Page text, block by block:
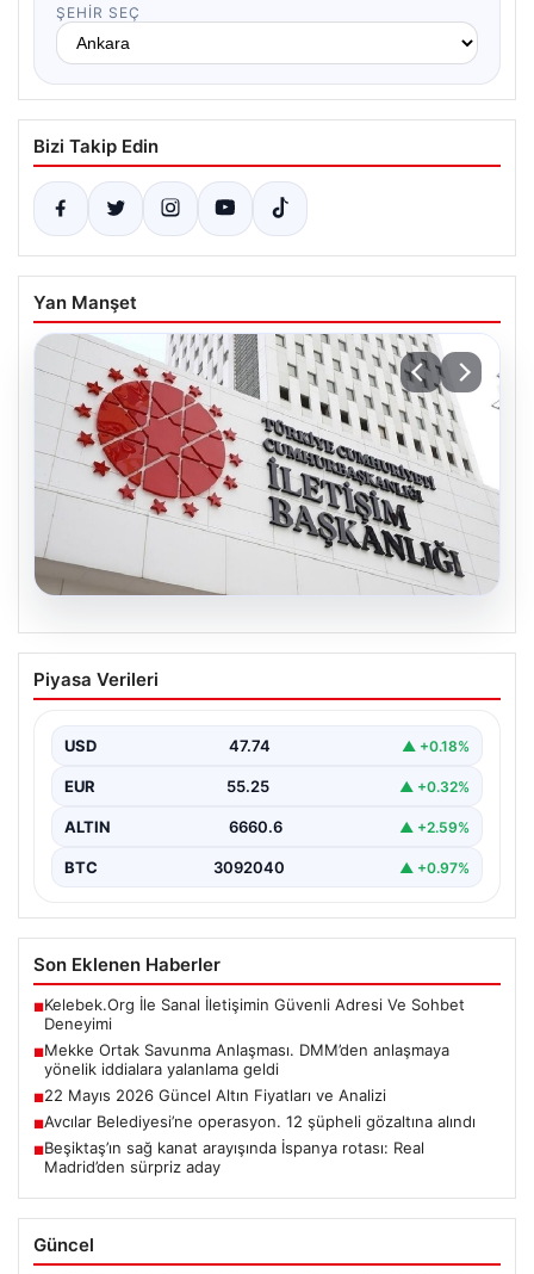
ŞEHIR SEÇ
Bizi Takip Edin
Yan Manşet
07.08.2026
Mekke Ortak Savunma Anlaşması.
DMM’den anlaşmaya yönelik iddialara
Piyasa Verileri
USD 47.74 ▲ +0.18%
EUR 55.25 ▲ +0.32%
ALTIN 6660.6 ▲ +2.59%
BTC 3092040 ▲ +0.97%
Son Eklenen Haberler
■Kelebek.Org İle Sanal İletişimin Güvenli Adresi Ve Sohbet
Deneyimi
■Mekke Ortak Savunma Anlaşması. DMM’den anlaşmaya
yönelik iddialara yalanlama geldi
■22 Mayıs 2026 Güncel Altın Fiyatları ve Analizi
■Avcılar Belediyesi’ne operasyon. 12 şüpheli gözaltına alındı
■Beşiktaş’ın sağ kanat arayışında İspanya rotası: Real
Madrid’den sürpriz aday
Güncel